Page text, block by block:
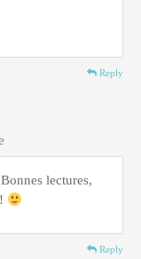
Reply
lectures,
Reply